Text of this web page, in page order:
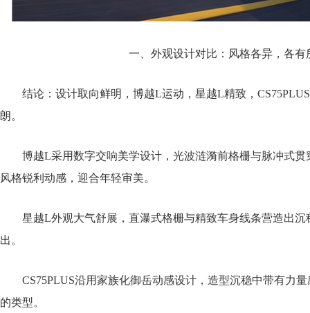
一、外观设计对比：风格各异，各有
结论：设计取向鲜明，博越L运动，星越L精致，
朗。
博越L采用数字交响美学设计，光波涟漪前格栅与脉冲式贯
风格锐利动感，迎合年轻审美。
星越L外观大气舒展，直瀑式格栅与精致车身线条营造出沉
出。
CS75PLUS沿用家族化御岳动感设计，造型沉稳中带有力量
的类型。